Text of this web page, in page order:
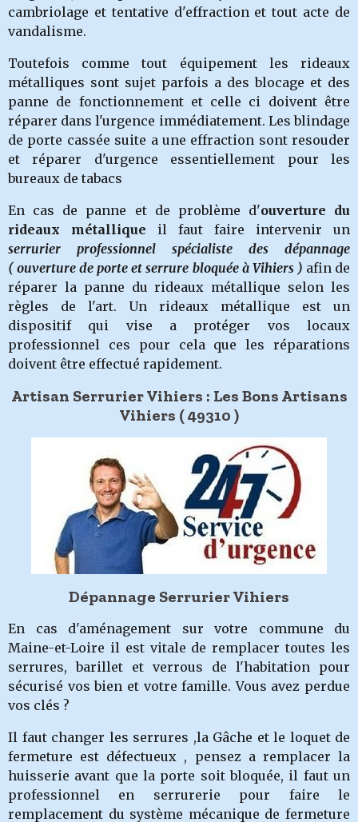
cambriolage et tentative d'effraction et tout acte de
vandalisme.
Toutefois comme tout équipement les rideaux
métalliques sont sujet parfois a des blocage et des
panne de fonctionnement et celle ci doivent être
réparer dans l'urgence immédiatement. Les blindage
de porte cassée suite a une effraction sont resouder
et réparer d'urgence essentiellement pour les
bureaux de tabacs
En cas de panne et de problème d'ouverture du
rideaux métallique il faut faire intervenir un
serrurier professionnel spécialiste des dépannage
( ouverture de porte et serrure bloquée à Vihiers ) afin de
réparer la panne du rideaux métallique selon les
règles de l'art. Un rideaux métallique est un
dispositif qui vise a protéger vos locaux
professionnel ces pour cela que les réparations
doivent être effectué rapidement.
Artisan Serrurier Vihiers : Les Bons Artisans
Vihiers ( 49310 )
Dépannage Serrurier Vihiers
En cas d'aménagement sur votre commune du
Maine-et-Loire il est vitale de remplacer toutes les
serrures, barillet et verrous de l'habitation pour
sécurisé vos bien et votre famille. Vous avez perdue
vos clés ?
Il faut changer les serrures ,la Gâche et le loquet de
fermeture est défectueux , pensez a remplacer la
huisserie avant que la porte soit bloquée, il faut un
professionnel en serrurerie pour faire le
remplacement du système mécanique de fermeture